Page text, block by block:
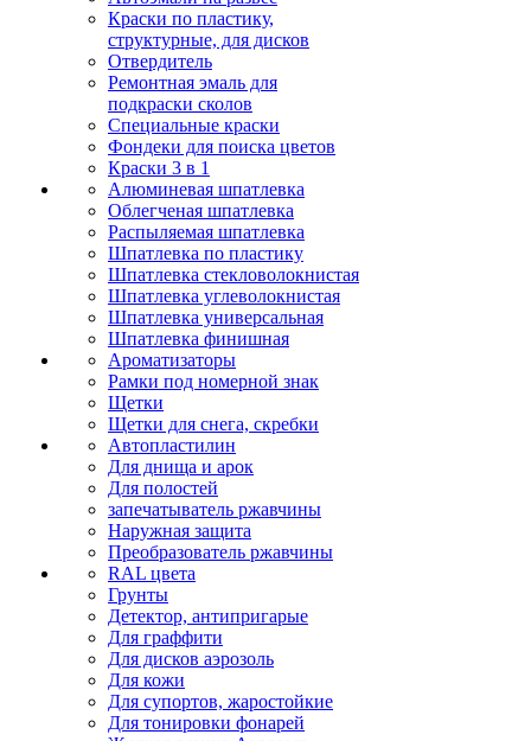
Краски по пластику,
структурные, для дисков
Отвердитель
Ремонтная эмаль для
подкраски сколов
Специальные краски
Фондеки для поиска цветов
Краски 3 в 1
Алюминевая шпатлевка
Облегченая шпатлевка
Распыляемая шпатлевка
Шпатлевка по пластику
Шпатлевка стекловолокнистая
Шпатлевка углеволокнистая
Шпатлевка универсальная
Шпатлевка финишная
Ароматизаторы
Рамки под номерной знак
Щетки
Щетки для снега, скребки
Автопластилин
Для днища и арок
Для полостей
запечатыватель ржавчины
Наружная защита
Преобразователь ржавчины
RAL цвета
Грунты
Детектор, антипригарые
Для граффити
Для дисков аэрозоль
Для кожи
Для супортов, жаростойкие
Для тонировки фонарей